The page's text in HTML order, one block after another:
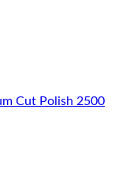
Cut Polish 2500